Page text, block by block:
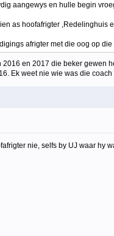
aangewys en hulle begin
as hoofafrigter ,Redelinghuis
afrigter met die oog op
en 2017 die beker gewen
Ek weet nie wie was die
nie, selfs by UJ waar hy